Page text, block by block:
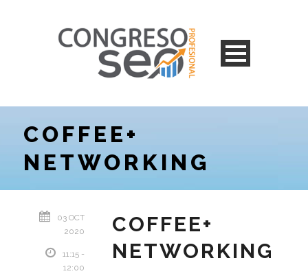
COFFEE+
NETWORKING
03 OCT
2020
11:15 -
12:00
COFFEE+
NETWORKING